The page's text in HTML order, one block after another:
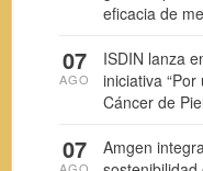
eficacia de
ISDIN lanza
iniciativa
Cáncer de
07
AGO
Amgen
07